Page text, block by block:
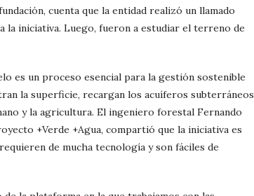
cuenta que la entidad realizó un llamado
iniciativa. Luego, fueron a estudiar el terreno de
es un proceso esencial para la gestión sostenible
la superficie, recargan los acuíferos subterráneos
y la agricultura. El ingeniero forestal Fernando
+Verde +Agua, compartió que la iniciativa es
de mucha tecnología y son fáciles de